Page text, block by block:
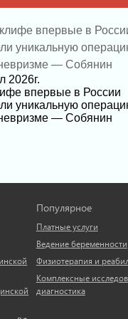
2026г.
впервые в России
уникальную
— Собянин
Популярное
Платные услуги
Ведение беременности
Физиотерапия и
Комплексные
диагностика